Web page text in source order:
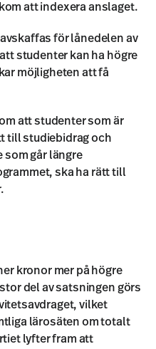
att indexera anslaget.
för lånedelen av
studenter kan ha högre
möjligheten att få
att studenter som är
till studiebidrag och
som går längre
ska ha rätt till
kronor mer på högre
del av satsningen görs
vilket
lärosäten om totalt
lyfter fram att